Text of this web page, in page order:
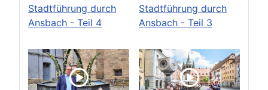
Stadtführung durch
Ansbach - Teil 4
Stadtführung durch
Ansbach - Teil 3